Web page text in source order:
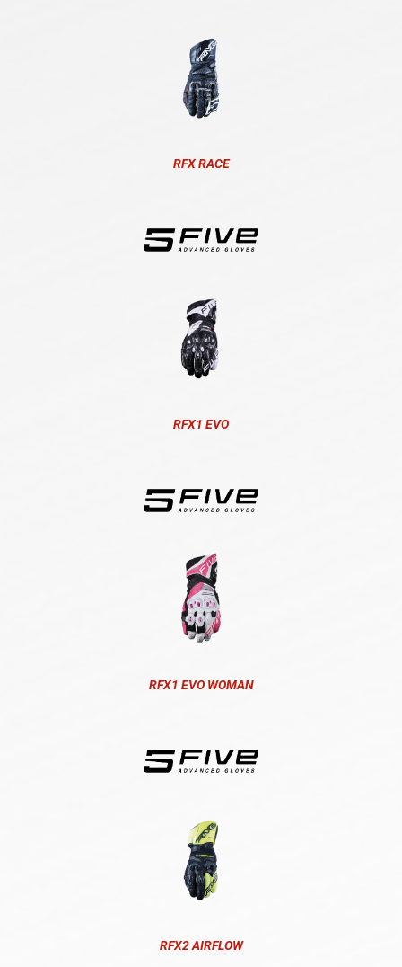
RFX RACE
RFX1 EVO
RFX1 EVO WOMAN
RFX2 AIRFLOW